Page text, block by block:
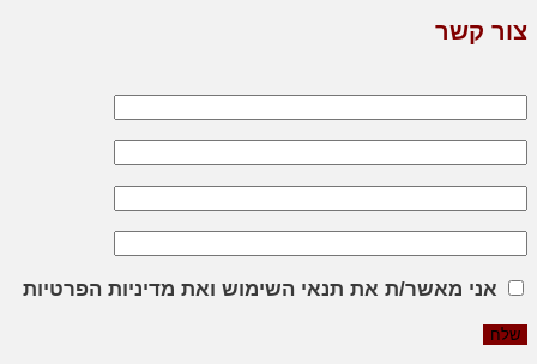
צור קשר
אני מאשר/ת את תנאי השימוש ואת מדיניות הפרטיות